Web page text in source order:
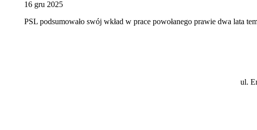
16 gru 2025
PSL podsumowało swój wkład w prace powołanego prawie dwa lata
ul.